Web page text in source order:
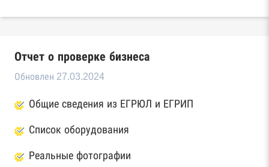
Отчет о проверке бизнеса
Обновлен 27.03.2024
Общие сведения из ЕГРЮЛ и ЕГРИП
Список оборудования
Реальные фотографии